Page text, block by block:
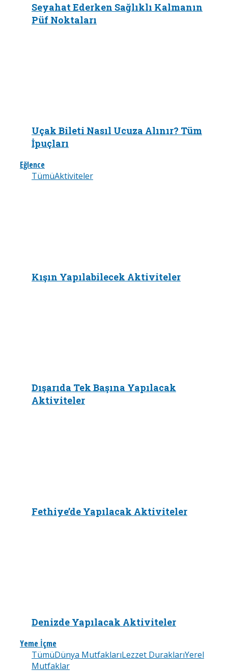
Seyahat Ederken Sağlıklı Kalmanın
Püf Noktaları
Uçak Bileti Nasıl Ucuza Alınır? Tüm
İpuçları
Eğlence
TümüAktiviteler
Kışın Yapılabilecek Aktiviteler
Dışarıda Tek Başına Yapılacak
Aktiviteler
Fethiye’de Yapılacak Aktiviteler
Denizde Yapılacak Aktiviteler
Yeme İçme
TümüDünya MutfaklarıLezzet DuraklarıYerel
Mutfaklar